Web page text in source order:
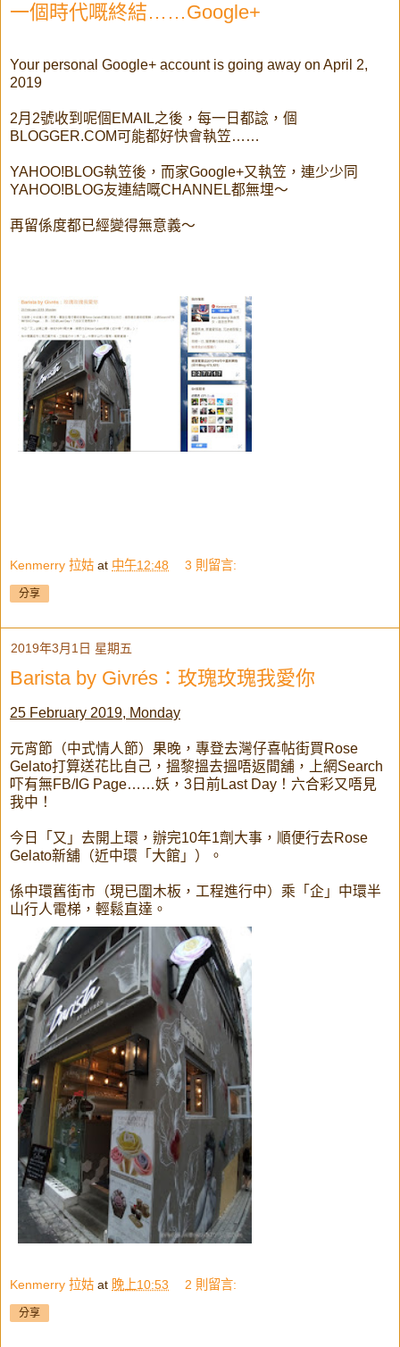
一個時代嘅終結……Google+
Your personal Google+ account is going away on April 2,
2019
2月2號收到呢個EMAIL之後，每一日都諗，個
BLOGGER.COM可能都好快會執笠……
YAHOO!BLOG執笠後，而家Google+又執笠，連少少同
YAHOO!BLOG友連結嘅CHANNEL都無埋～
再留係度都已經變得無意義～
Kenmerry 拉姑 at 中午12:48 3 則留言:
分享
2019年3月1日 星期五
Barista by Givrés：玫瑰玫瑰我愛你
25 February 2019, Monday
元宵節（中式情人節）果晚，專登去灣仔喜帖街買Rose
Gelato打算送花比自己，搵黎搵去搵唔返間舖，上網Search
吓有無FB/IG Page……妖，3日前Last Day！六合彩又唔見
我中！
今日「又」去開上環，辦完10年1劑大事，順便行去Rose
Gelato新舖（近中環「大館」）。
係中環舊街市（現已圍木板，工程進行中）乘「企」中環半
山行人電梯，輕鬆直達。
Kenmerry 拉姑 at 晚上10:53 2 則留言:
分享